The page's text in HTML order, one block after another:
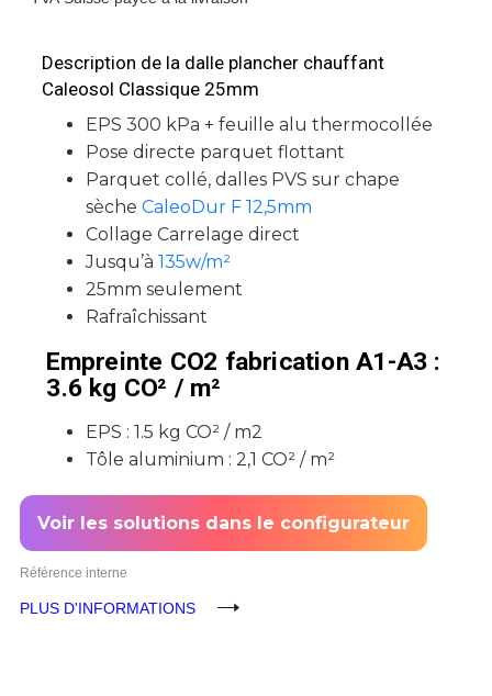
Description de la dalle plancher chauffant
Caleosol Classique 25mm
EPS 300 kPa + feuille alu thermocollée
Pose directe parquet flottant
Parquet collé, dalles PVS sur chape
sèche CaleoDur F 12,5mm
Collage Carrelage direct
Jusqu’à 135w/m²
25mm seulement
Rafraîchissant
Empreinte CO2 fabrication A1-A3 :
3.6 kg CO² / m²
EPS : 1.5 kg CO² / m2
Tôle aluminium : 2,1 CO² / m²
Voir les solutions dans le configurateur
Référence interne
PLUS D'INFORMATIONS